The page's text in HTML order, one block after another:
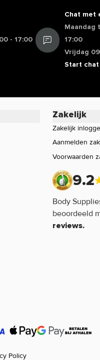
- 17:00
Chat met
Maandag
17:00
Vrijdag
Start chat
Zakelijk
Zakelijk
Aanmelden
Voorwaarden
9.2
Body
beoordeeld
reviews.
Policy